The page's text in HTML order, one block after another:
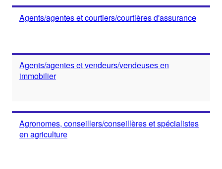
Agents/agentes et courtiers/courtières d'assurance
Agents/agentes et vendeurs/vendeuses en
immobilier
Agronomes, conseillers/conseillères et spécialistes
en agriculture